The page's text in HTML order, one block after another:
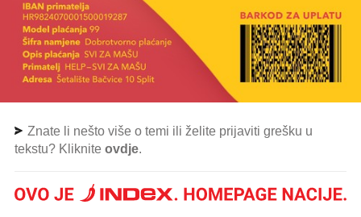
Znate li nešto više o temi ili želite prijaviti grešku u
tekstu? Kliknite ovdje.